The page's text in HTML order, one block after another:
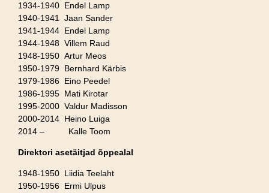
1934-1940 Endel Lamp
1940-1941 Jaan Sander
1941-1944 Endel Lamp
1944-1948 Villem Raud
1948-1950 Artur Meos
1950-1979 Bernhard Kärbis
1979-1986 Eino Peedel
1986-1995 Mati Kirotar
1995-2000 Valdur Madisson
2000-2014 Heino Luiga
2014 – Kalle Toom
Direktori asetäitjad õppealal
1948-1950 Liidia Teelaht
1950-1956 Ermi Ulpus